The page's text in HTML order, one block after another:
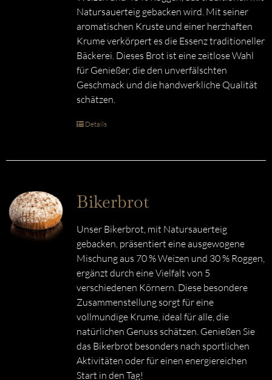
Natursauerteig gebacken wird. Mit seiner
aromatischen Kruste und einer herzhaften
Krume verkörpert es die Essenz traditioneller
Bäckerei. Dieses Brot ist eine zeitlose Wahl
für Genießer, die den unverfälschten
Geschmack und die handwerkliche Qualität
schätzen.
Details
Bikerbrot
Unser Bikerbrot, mit Natursauerteig
gebacken, präsentiert eine ausgewogene
Mischung aus 70 % Weizen und 30 % Roggen,
ergänzt durch eine Vielfalt von 5
verschiedenen Körnern. Diese besondere
Zusammenstellung sorgt für eine
vollmundige Krume, ideal für alle, die
natürlichen Genuss schätzen. Genießen Sie
das Bikerbrot besonders nach sportlichen
Aktivitäten oder für einen energiereichen
Start in den Tag!